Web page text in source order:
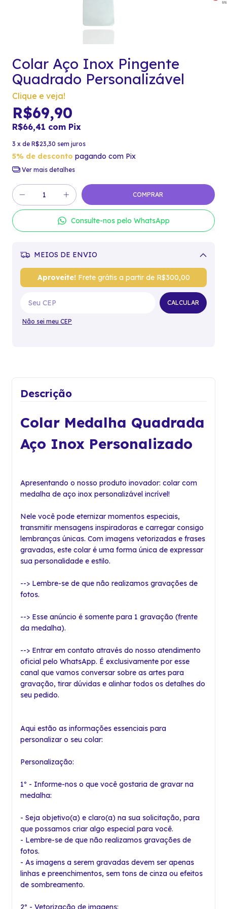
Colar Aço Inox Pingente
Quadrado Personalizável
Clique e veja!
R$69,90
R$66,41 com Pix
3 x de R$23,30 sem juros
5% de desconto pagando com Pix
Ver mais detalhes
Consulte-nos pelo WhatsApp
MEIOS DE ENVIO
Aproveite!Frete grátis a partir de R$300,00
CALCULAR
Não sei meu CEP
Descrição
Colar Medalha Quadrada
Aço Inox Personalizado
Apresentando o nosso produto inovador: colar com
medalha de aço inox personalizável incrível!
Nele você pode eternizar momentos especiais,
transmitir mensagens inspiradoras e carregar consigo
lembranças únicas. Com imagens vetorizadas e frases
gravadas, este colar é uma forma única de expressar
sua personalidade e estilo.
--> Lembre-se de que não realizamos gravações de
fotos.
--> Esse anúncio é somente para 1 gravação (frente
da medalha).
--> Entrar em contato através do nosso atendimento
oficial pelo WhatsApp. É exclusivamente por esse
canal que vamos conversar sobre as artes para
gravação, tirar dúvidas e alinhar todos os detalhes do
seu pedido.
Aqui estão as informações essenciais para
personalizar o seu colar:
Personalização:
1º - Informe-nos o que você gostaria de gravar na
medalha:
- Seja objetivo(a) e claro(a) na sua solicitação, para
que possamos criar algo especial para você.
- Lembre-se de que não realizamos gravações de
fotos.
- As imagens a serem gravadas devem ser apenas
linhas e preenchimentos, sem tons de cinza ou efeitos
de sombreamento.
2º - Vetorização de imagens: